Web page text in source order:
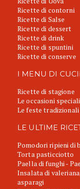
Ricette di contorni
Ricette di Salse
Ricette di dessert
Ricette di drink
Ricette di spuntini
Ricette di conserve
I MENU DI
Ricette di stagione
Le occasioni speciali
Le feste tradizionali
LE ULTIME
Pomodori ripieni di
Torta pasticciotto
Paella di funghi -
Insalata di
asparagi